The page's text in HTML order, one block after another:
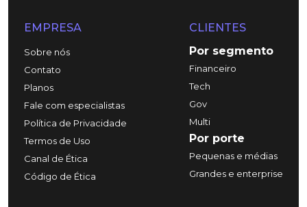
EMPRESA
Sobre nós
Contato
Planos
Fale com especialistas
Política de Privacidade
Termos de Uso
Canal de Ética
Código de Ética
CLIENTES
Por segmento
Financeiro
Tech
Gov
Multi
Por porte
Pequenas e médias
Grandes e enterprise